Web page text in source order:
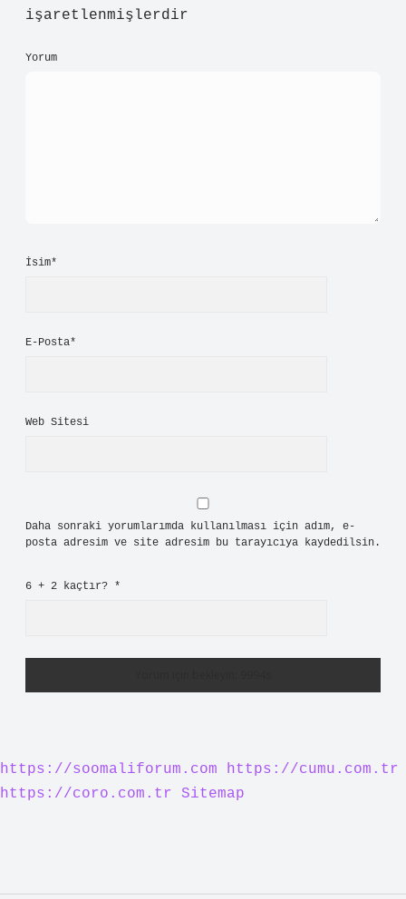
işaretlenmişlerdir
Yorum
İsim*
E-Posta*
Web Sitesi
Daha sonraki yorumlarımda kullanılması için adım, e-
posta adresim ve site adresim bu tarayıcıya kaydedilsin.
6 + 2 kaçtır? *
https://soomaliforum.com
https://cumu.com.tr
https://coro.com.tr
Sitemap